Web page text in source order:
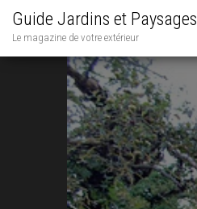
Guide Jardins et Paysages
Le magazine de votre extérieur